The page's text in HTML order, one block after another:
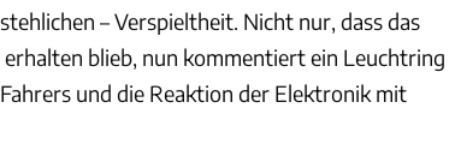
– Verspieltheit. Nicht nur, dass das
blieb, nun kommentiert ein Leuchtring
und die Reaktion der Elektronik mit